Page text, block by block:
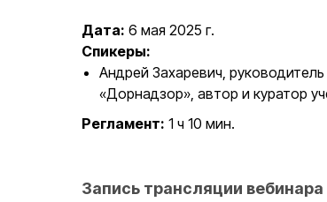
Дата: 6 мая 2025 г.
Спикеры:
Андрей Захаревич,
«Дорнадзор», автор и куратор
Регламент: 1 ч 10 мин.
Запись трансляции вебинара